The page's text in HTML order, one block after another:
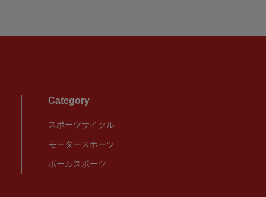
Category
スポーツサイクル
モータースポーツ
ボールスポーツ